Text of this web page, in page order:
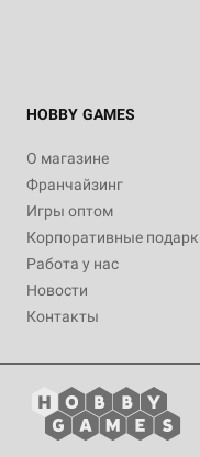
HOBBY GAMES
О магазине
Франчайзинг
Игры оптом
Корпоративные
Работа у нас
Новости
Контакты